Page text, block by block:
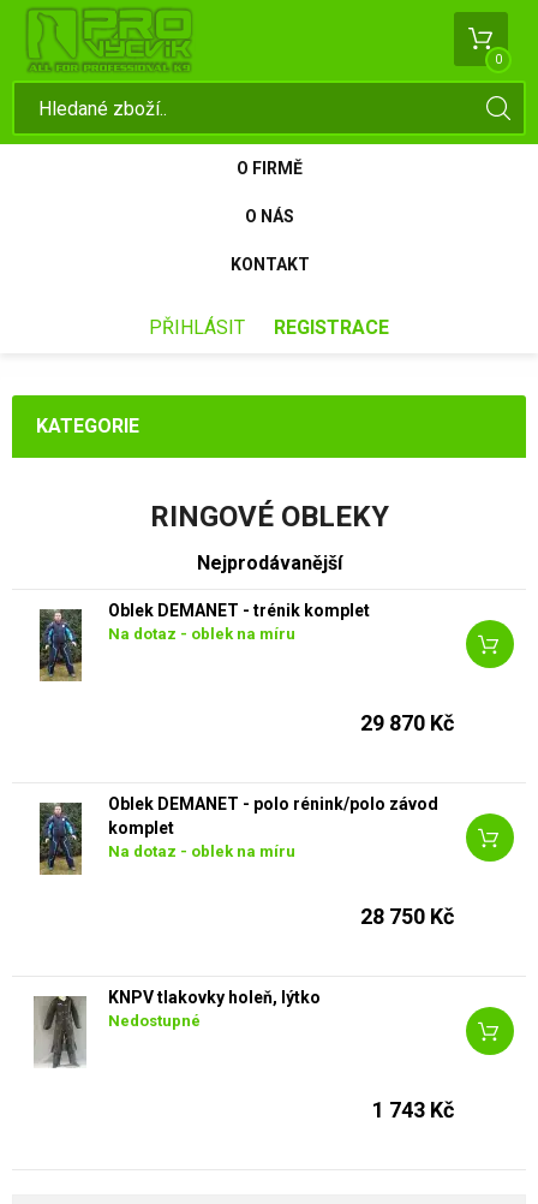
0
O FIRMĚ
O NÁS
KONTAKT
PŘIHLÁSIT REGISTRACE
KATEGORIE
RINGOVÉ OBLEKY
Nejprodávanější
Oblek DEMANET - trénik komplet
Na dotaz - oblek na míru
29 870 Kč
Oblek DEMANET - polo rénink/polo závod
komplet
Na dotaz - oblek na míru
28 750 Kč
KNPV tlakovky holeň, lýtko
Nedostupné
1 743 Kč